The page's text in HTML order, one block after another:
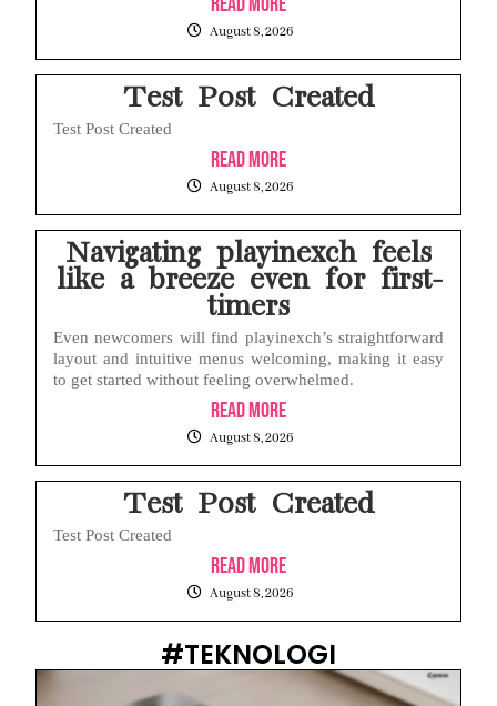
August 8, 2026
Test Post Created
Test Post Created
Read More
August 8, 2026
Navigating playinexch feels
like a breeze even for first-
timers
Even newcomers will find playinexch’s straightforward
layout and intuitive menus welcoming, making it easy
to get started without feeling overwhelmed.
Read More
August 8, 2026
Test Post Created
Test Post Created
Read More
August 8, 2026
#TEKNOLOGI